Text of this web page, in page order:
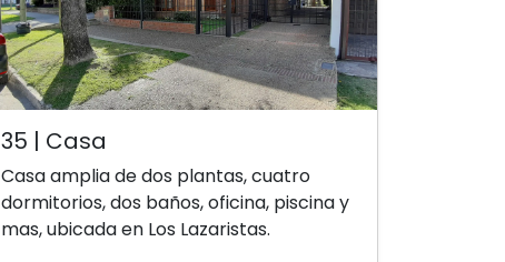
35 | Casa
Casa amplia de dos plantas, cuatro
dormitorios, dos baños, oficina, piscina y
mas, ubicada en Los Lazaristas.